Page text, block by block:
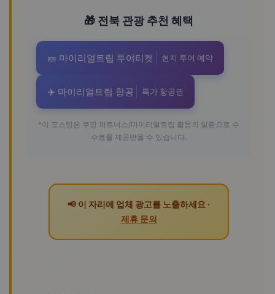
🎁 전북 관광 추천 혜택
🎫 마이리얼트립 투어티켓 현지 투어 예약
✈️ 마이리얼트립 항공 특가 항공권
*이 포스팅은 쿠팡 파트너스/마이리얼트립 활동의 일환으로 수
수료를 제공받을 수 있습니다.
📢 이 자리에 업체 광고를 노출하세요 ·
제휴 문의